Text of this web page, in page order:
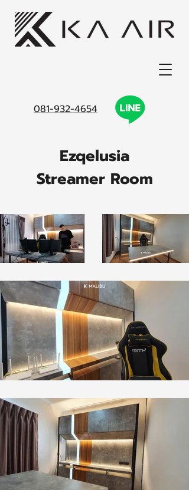
081-932-4654
Ezqelusia
Streamer Room